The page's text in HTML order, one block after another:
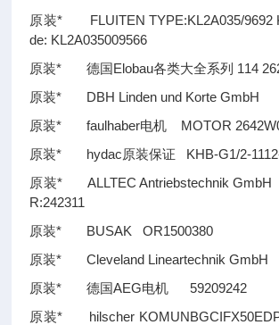
原装* FLUITEN TYPE:KL2A035/9692
de: KL2A035009566
原装* 德国Elobau各类大全系列 114
原装* DBH Linden und Korte GmbH
原装* faulhaber电机 MOTOR
原装* hydac原装保证 KHB-G1/2-
原装* ALLTEC Antriebstechnik
R:242311
原装* BUSAK OR1500380
原装* Cleveland Lineartechnik GmbH
原装* 德国AEG电机 59209242
原装* hilscher